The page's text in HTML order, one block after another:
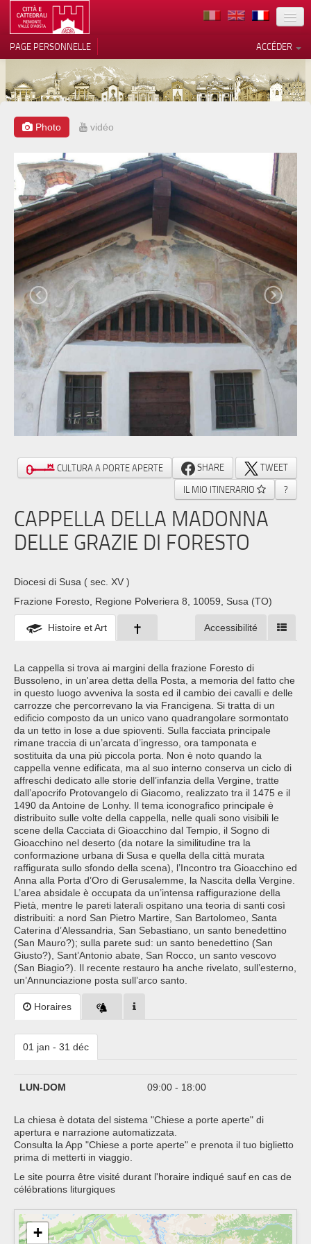
TERRITOIRE
ARCHITECTURE
MUSÉES
EVÉNEMENTS
ACCUEIL
BÉNÉVOLES
CONTACTS
PRESS
ACCÉDER
PAGE PERSONNELLE
Photo vidéo
CULTURA A PORTE APERTE SHARE
TWEET
IL MIO ITINERARIO
?
CAPPELLA DELLA MADONNA
DELLE GRAZIE DI FORESTO
Diocesi di Susa ( sec. XV )
Frazione Foresto, Regione Polveriera 8, 10059, Susa (TO)
Histoire et Art Accessibilité
La cappella si trova ai margini della frazione Foresto di
Bussoleno, in un'area detta della Posta, a memoria del fatto che
in questo luogo avveniva la sosta ed il cambio dei cavalli e delle
carrozze che percorrevano la via Francigena. Si tratta di un
edificio composto da un unico vano quadrangolare sormontato
da un tetto in lose a due spioventi. Sulla facciata principale
rimane traccia di un’arcata d’ingresso, ora tamponata e
sostituita da una più piccola porta. Non è noto quando la
cappella venne edificata, ma al suo interno conserva un ciclo di
affreschi dedicato alle storie dell’infanzia della Vergine, tratte
dall’apocrifo Protovangelo di Giacomo, realizzato tra il 1475 e il
1490 da Antoine de Lonhy. Il tema iconografico principale è
distribuito sulle volte della cappella, nelle quali sono visibili le
scene della Cacciata di Gioacchino dal Tempio, il Sogno di
Gioacchino nel deserto (da notare la similitudine tra la
conformazione urbana di Susa e quella della città murata
raffigurata sullo sfondo della scena), l’Incontro tra Gioacchino ed
Anna alla Porta d’Oro di Gerusalemme, la Nascita della Vergine.
L’area absidale è occupata da un’intensa raffigurazione della
Pietà, mentre le pareti laterali ospitano una teoria di santi così
distribuiti: a nord San Pietro Martire, San Bartolomeo, Santa
Caterina d’Alessandria, San Sebastiano, un santo benedettino
(San Mauro?); sulla parete sud: un santo benedettino (San
Giusto?), Sant’Antonio abate, San Rocco, un santo vescovo
(San Biagio?). Il recente restauro ha anche rivelato, sull’esterno,
un’Annunciazione posta sull’arco santo.
Horaires
01 jan - 31 déc
LUN-DOM 09:00 - 18:00
La chiesa è dotata del sistema "Chiese a porte aperte" di
apertura e narrazione automatizzata.
Consulta la App "Chiese a porte aperte" e prenota il tuo biglietto
prima di metterti in viaggio.
Le site pourra être visité durant l'horaire indiqué sauf en cas de
célébrations liturgiques
+
Notification lors de la collecte
Vos choix en matière de